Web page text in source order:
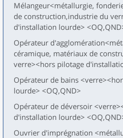
Mélangeur<métallurgie,
de construction,industrie du
d'installation lourde>
Opérateur
céramique, matériaux de
verre><hors pilotage
Opérateur de bains
lourde> <OQ,QND>
Opérateur de déversoir
d'installation lourde>
Ouvrier d'imprégnation